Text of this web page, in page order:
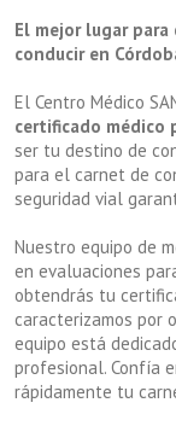
El mejor lugar
conducir en
El Centro Médico
certificado médico
ser tu destino de
para el carnet de
seguridad vial
Nuestro equipo de
en evaluaciones
obtendrás tu
caracterizamos por
equipo está
profesional. Confía
rápidamente tu